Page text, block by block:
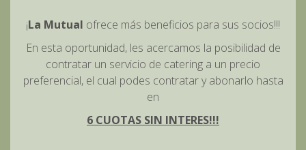
¡La Mutual ofrece más beneficios para sus socios!!!
En esta oportunidad, les acercamos la posibilidad de
contratar un servicio de catering a un precio
preferencial, el cual podes contratar y abonarlo hasta
en
6 CUOTAS SIN INTERES!!!